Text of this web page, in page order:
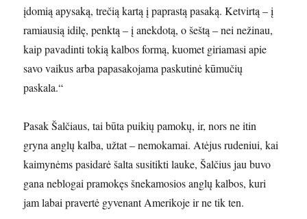
įdomią apysaką, trečią kartą į paprastą pasaką. Ketvirtą – į
ramiausią idilę, penktą – į anekdotą, o šeštą – nei nežinau,
kaip pavadinti tokią kalbos formą, kuomet giriamasi apie
savo vaikus arba papasakojama paskutinė kūmučių
paskala.“
Pasak Šalčiaus, tai būta puikių pamokų, ir, nors ne itin
gryna anglų kalba, užtat – nemokamai. Atėjus rudeniui, kai
kaimynėms pasidarė šalta susitikti lauke, Šalčius jau buvo
gana neblogai pramokęs šnekamosios anglų kalbos, kuri
jam labai pravertė gyvenant Amerikoje ir ne tik ten.